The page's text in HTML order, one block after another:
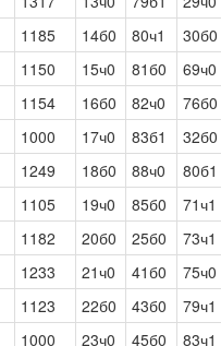
1185 14б0 80ч1 30б0
1150 15ч0 81б0 69ч0
1154 16б0 82ч0 76б0
1000 17ч0 83б1 32б0
1249 18б0 88ч0 80б1
1105 19ч0 85б0 71ч1
1182 20б0 25б0 73ч1
1233 21ч0 41б0 75ч0
1123 22б0 43б0 79ч1
1000 23ч0 45б0 83ч1